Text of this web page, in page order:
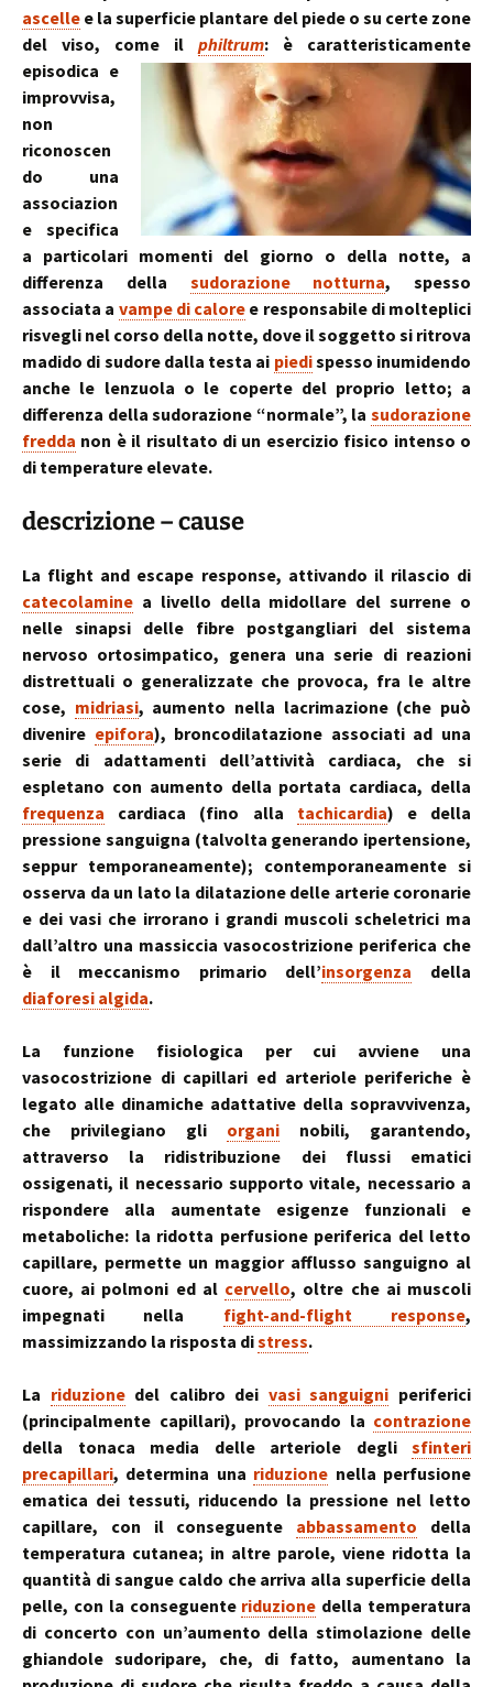
ascelle e la superficie plantare del piede o su certe zone
del viso, come il philtrum: è caratteristicamente
episodica e
improvvisa,
non
riconoscen
do una
associazion
e specifica
a particolari momenti del giorno o della notte, a
differenza della sudorazione notturna, spesso
associata a vampe di calore e responsabile di molteplici
risvegli nel corso della notte, dove il soggetto si ritrova
madido di sudore dalla testa ai piedispesso inumidendo
anche le lenzuola o le coperte del proprio letto; a
differenza della sudorazione “normale”, la sudorazione
fredda non è il risultato di un esercizio fisico intenso o
di temperature elevate.
descrizione – cause
La flight and escape response, attivando il rilascio di
catecolamine a livello della midollare del surrene o
nelle sinapsi delle fibre postgangliari del sistema
nervoso ortosimpatico, genera una serie di reazioni
distrettuali o generalizzate che provoca, fra le altre
cose, midriasi, aumento nella lacrimazione (che può
divenire epifora), broncodilatazione associati ad una
serie di adattamenti dell’attività cardiaca, che si
espletano con aumento della portata cardiaca, della
frequenza cardiaca (fino alla tachicardia) e della
pressione sanguigna (talvolta generando ipertensione,
seppur temporaneamente); contemporaneamente si
osserva da un lato la dilatazione delle arterie coronarie
e dei vasi che irrorano i grandi muscoli scheletrici ma
dall’altro una massiccia vasocostrizione periferica che
è il meccanismo primario dell’insorgenza della
diaforesi algida.
La funzione fisiologica per cui avviene una
vasocostrizione di capillari ed arteriole periferiche è
legato alle dinamiche adattative della sopravvivenza,
che privilegiano gli organi nobili, garantendo,
attraverso la ridistribuzione dei flussi ematici
ossigenati, il necessario supporto vitale, necessario a
rispondere alla aumentate esigenze funzionali e
metaboliche: la ridotta perfusione periferica del letto
capillare, permette un maggior afflusso sanguigno al
cuore, ai polmoni ed al cervello, oltre che ai muscoli
impegnati nella fight-and-flight response,
massimizzando la risposta distress.
La riduzionedel calibro dei vasi sanguigni periferici
(principalmente capillari), provocando la contrazione
della tonaca media delle arteriole degli sfinteri
precapillari, determina una riduzione nella perfusione
ematica dei tessuti, riducendo la pressione nel letto
capillare, con il conseguente abbassamento della
temperatura cutanea; in altre parole, viene ridotta la
quantità di sangue caldo che arriva alla superficie della
pelle, con la conseguente riduzione della temperatura
di concerto con un’aumento della stimolazione delle
ghiandole sudoripare, che, di fatto, aumentano la